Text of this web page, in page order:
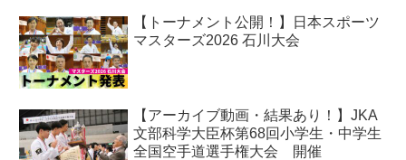
【トーナメント公開！】日本スポーツ
マスターズ2026 石川大会
【アーカイブ動画・結果あり！】JKA
文部科学大臣杯第68回小学生・中学生
全国空手道選手権大会 開催